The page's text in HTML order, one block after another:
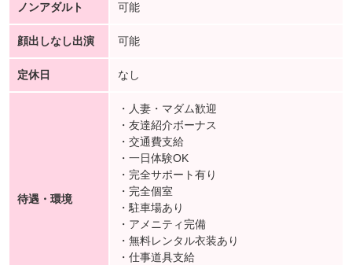
ノンアダルト 可能
顔出しなし出演 可能
定休日 なし
待遇・環境
・人妻・マダム歓迎
・友達紹介ボーナス
・交通費支給
・一日体験OK
・完全サポート有り
・完全個室
・駐車場あり
・アメニティ完備
・無料レンタル衣装あり
・仕事道具支給